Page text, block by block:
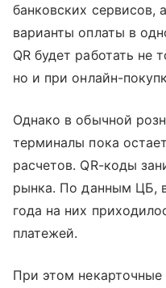
банковских сервисов,
варианты оплаты в
QR будет работать не
но и при онлайн-
Однако в обычной
терминалы пока
расчетов. QR-коды
рынка. По данным ЦБ,
года на них
платежей.
При этом